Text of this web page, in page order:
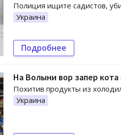
Полиция ищите садистов,
Украина
Подробнее
На Волыни вор запер
Похитив продукты из
Украина